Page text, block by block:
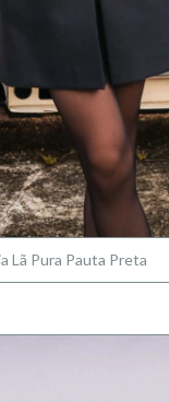
Lã Pura Pauta Preta